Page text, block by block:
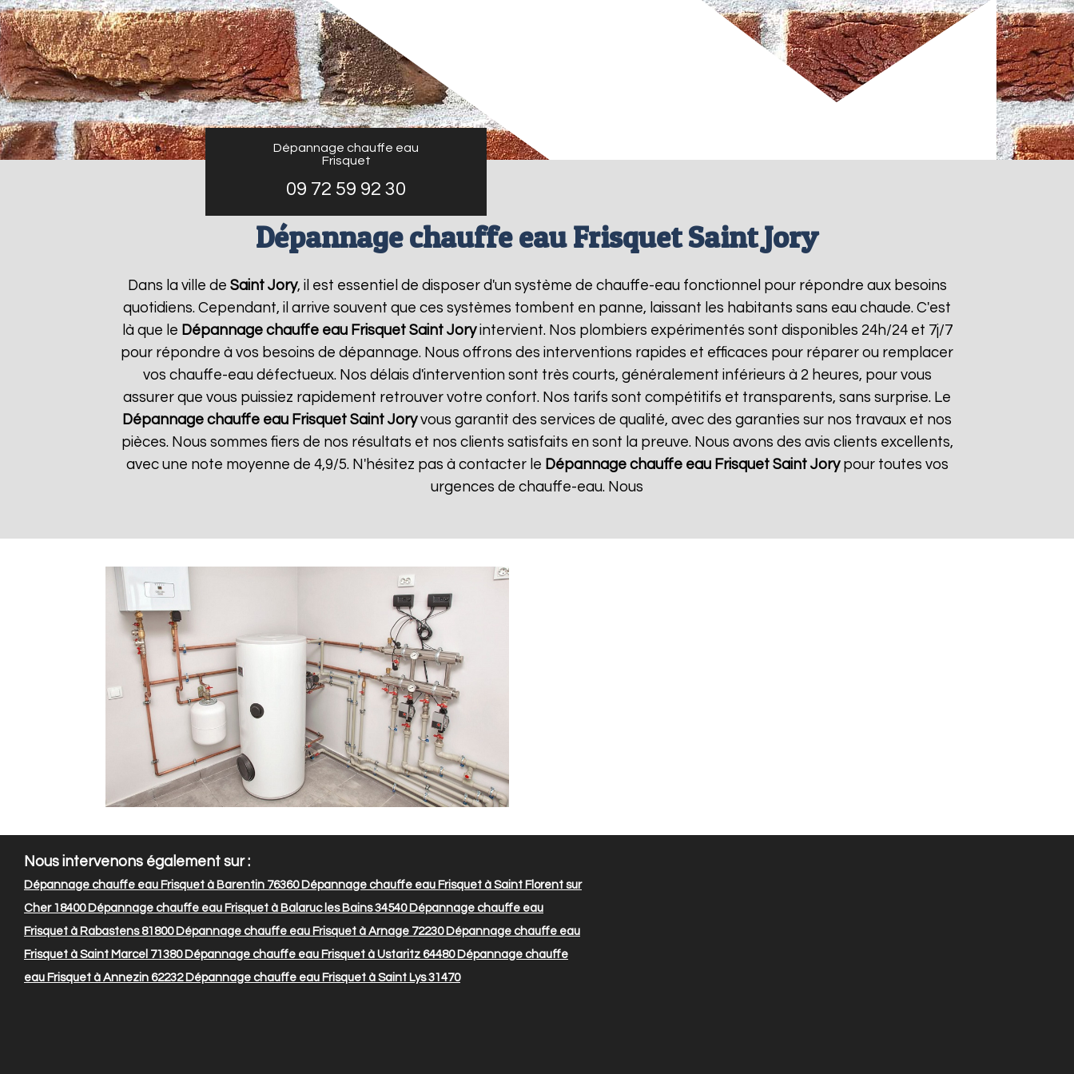
Dépannage chauffe eau
Frisquet
09 72 59 92 30
Dépannage chauffe eau Frisquet Saint Jory
Dans la ville de Saint Jory, il est essentiel de disposer d'un système de chauffe-eau fonctionnel pour répondre aux besoins
quotidiens. Cependant, il arrive souvent que ces systèmes tombent en panne, laissant les habitants sans eau chaude. C'est
là que le Dépannage chauffe eau Frisquet Saint Joryintervient. Nos plombiers expérimentés sont disponibles 24h/24 et 7j/7
pour répondre à vos besoins de dépannage. Nous offrons des interventions rapides et efficaces pour réparer ou remplacer
vos chauffe-eau défectueux. Nos délais d'intervention sont très courts, généralement inférieurs à 2 heures, pour vous
assurer que vous puissiez rapidement retrouver votre confort. Nos tarifs sont compétitifs et transparents, sans surprise. Le
Dépannage chauffe eau Frisquet Saint Joryvous garantit des services de qualité, avec des garanties sur nos travaux et nos
pièces. Nous sommes fiers de nos résultats et nos clients satisfaits en sont la preuve. Nous avons des avis clients excellents,
avec une note moyenne de 4,9/5. N'hésitez pas à contacter le Dépannage chauffe eau Frisquet Saint Jorypour toutes vos
urgences de chauffe-eau. Nous
Nous intervenons également sur :
Dépannage chauffe eau Frisquet à Barentin 76360Dépannage chauffe eau Frisquet à Saint Florent sur
Cher 18400Dépannage chauffe eau Frisquet à Balaruc les Bains 34540Dépannage chauffe eau
Frisquet à Rabastens 81800Dépannage chauffe eau Frisquet à Arnage 72230Dépannage chauffe eau
Frisquet à Saint Marcel 71380Dépannage chauffe eau Frisquet à Ustaritz 64480Dépannage chauffe
eau Frisquet à Annezin 62232Dépannage chauffe eau Frisquet à Saint Lys 31470